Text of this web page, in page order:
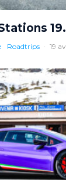
Roadtrips · 19